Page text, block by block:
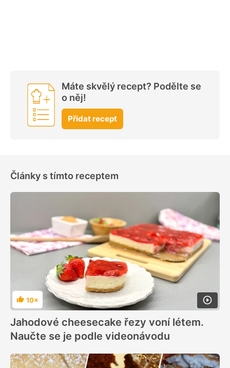
Máte skvělý recept? Podělte se
o něj!
Přidat recept
Články s tímto receptem
Hodnocení
10×
Jahodové cheesecake řezy voní létem.
Naučte se je podle videonávodu